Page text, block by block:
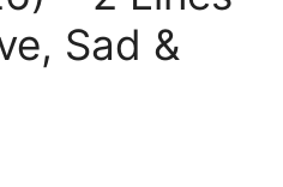
Sad &